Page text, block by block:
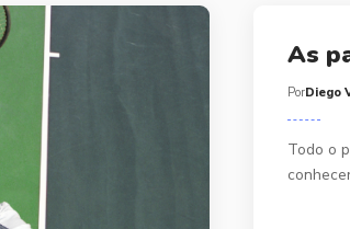
As
PorDiego
Todo o